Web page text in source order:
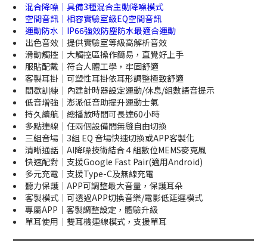
混合降噪｜具備3種混合主動降噪模式
空間音訊｜相容實驗室級EQ空間音訊
運動防水｜IP66強效防塵防水最適合運動
出色音效｜提供實驗室等級高解析音效
滑動觸控｜大觸控區操作簡易，直覺好上手
服貼配戴｜符合人體工學，牢固舒適
客製耳掛｜可塑性耳掛依耳形調整極致舒適
間歇訓練｜內建計時器設定運動/休息/組數語音提示
低音增強｜澎派低音助提升運動士氣
持久續航｜總播放時間可長達60小時
多點連線｜任兩個設備間無縫自由切換
三組音場｜3組 EQ 音場快速切換或APP客製化
清晰通話｜AI降噪技術結合４組數位MEMS麥克風
快速配對｜支援Google Fast Pair(適用Android)
多元充電｜支援Type-C及無線充電
聽力保護｜APP可調整最大音量，保護耳朵
客製模式｜可透過APP切換音樂/電影低延遲模式
專屬APP｜客製調整設定，體驗升級
單耳使用｜雙耳機連線模式，支援單耳